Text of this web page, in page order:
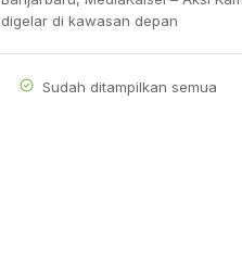
digelar di kawasan depan
Sudah ditampilkan semua